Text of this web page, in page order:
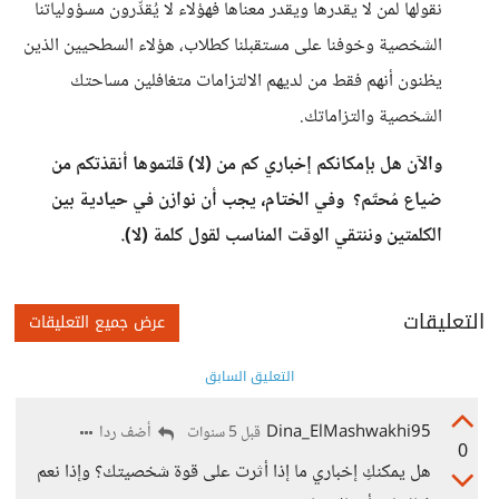
نقولها لمن لا يقدرها ويقدر معناها فهؤلاء لا يُقدِّرون مسؤولياتنا
الشخصية وخوفنا على مستقبلنا كطلاب، هؤلاء السطحيين الذين
يظنون أنهم فقط من لديهم الالتزامات متغافلين مساحتك
الشخصية والتزاماتك.
والآن هل بإمكانكم إخباري كم من (لا) قلتموها أنقذتكم من
ضياع مُحتّم؟ وفي الختام، يجب أن نوازن في حيادية بين
الكلمتين وننتقي الوقت المناسب لقول كلمة (لا).
التعليقات عرض جميع التعليقات
التعليق السابق
0
Dina_ElMashwakhi95 قبل 5 سنوات أضف ردا
هل يمكنكِ إخباري ما إذا أثرت على قوة شخصيتك؟ وإذا نعم